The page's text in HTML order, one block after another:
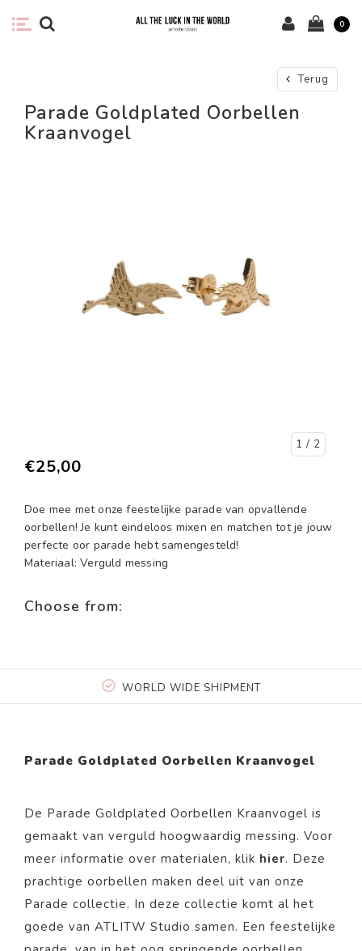
0
Terug
Parade Goldplated Oorbellen
Kraanvogel
1 / 2
€25,00
Doe mee met onze feestelijke parade van opvallende
oorbellen! Je kunt eindeloos mixen en matchen tot je jouw
perfecte oor parade hebt samengesteld!
Materiaal: Verguld messing
Choose from:
WORLD WIDE SHIPMENT
Parade Goldplated Oorbellen Kraanvogel
De Parade Goldplated Oorbellen Kraanvogel is
gemaakt van verguld hoogwaardig messing. Voor
meer informatie over materialen, klik hier. Deze
prachtige oorbellen maken deel uit van onze
Parade collectie. In deze collectie komt al het
goede van ATLITW Studio samen. Een feestelijke